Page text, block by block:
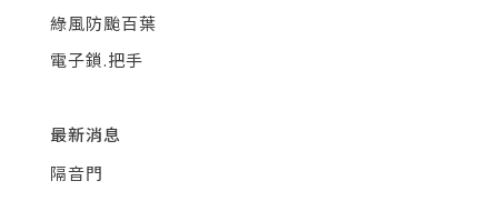
綠風防颱百葉
電子鎖.把手
最新消息
隔音門